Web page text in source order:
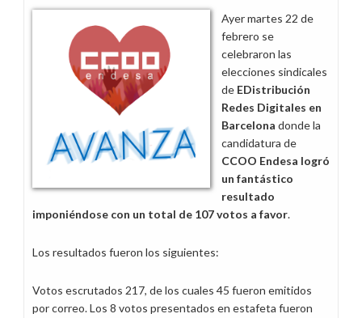
Digitales
en
Cataluña
Ayer martes 22 de
febrero se
celebraron las
elecciones sindicales
de EDistribución
Redes Digitales en
Barcelona donde la
candidatura de
CCOO Endesa logró
un fantástico
resultado
imponiéndose con un total de 107 votos a favor.
Los resultados fueron los siguientes:
Votos escrutados 217, de los cuales 45 fueron emitidos
por correo. Los 8 votos presentados en estafeta fueron